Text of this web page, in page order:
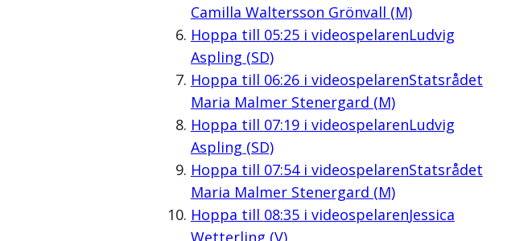
Camilla Waltersson Grönvall (M)
Hoppa till 05:25i videospelarenLudvig
Aspling (SD)
Hoppa till 06:26i videospelarenStatsrådet
Maria Malmer Stenergard (M)
Hoppa till 07:19i videospelarenLudvig
Aspling (SD)
Hoppa till 07:54i videospelarenStatsrådet
Maria Malmer Stenergard (M)
Hoppa till 08:35i videospelarenJessica
Wetterling (V)